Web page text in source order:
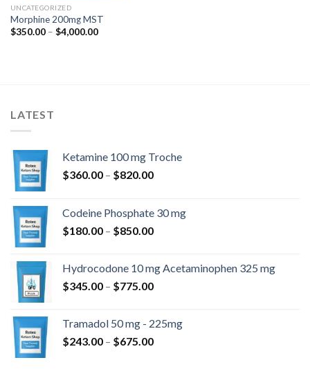
UNCATEGORIZED
Morphine 200mg MST
$350.00 – $4,000.00Hinnavahemik:
LATEST
Ketamine 100 mg Troche
$360.00 – $820.00Hinnavahemik:
$820.00
Codeine Phosphate 30 mg
$180.00 – $850.00Hinnavahemik:
$850.00
Hydrocodone 10 mg Acetaminophen 325 mg
$345.00 – $775.00Hinnavahemik:
$775.00
Tramadol 50 mg - 225mg
$243.00 – $675.00Hinnavahemik: